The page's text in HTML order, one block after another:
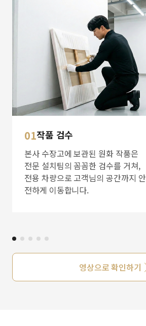
01작품 검수
본사 수장고에 보관된 원화 작품은
전문 설치팀의 꼼꼼한 검수를 거쳐,
전용 차량으로 고객님의 공간까지 안
전하게 이동합니다.
영상으로 확인하기